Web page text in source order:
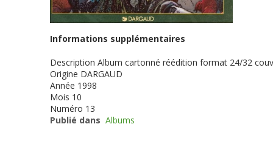
Informations supplémentaires
Description Album cartonné réédition format 24/32
Origine DARGAUD
Année 1998
Mois 10
Numéro 13
Publié dans Albums